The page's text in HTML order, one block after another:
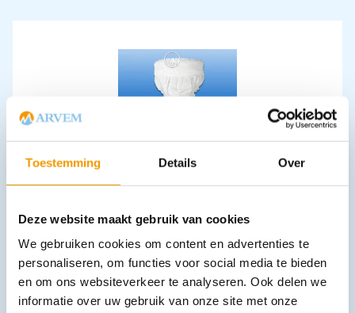
Toestemming Details Over
Deze website maakt gebruik van cookies
We gebruiken cookies om content en advertenties te
personaliseren, om functies voor social media te bieden
en om ons websiteverkeer te analyseren. Ook delen we
informatie over uw gebruik van onze site met onze
Incontinentie broekje RIBOPANTS
18.75 excl. btw
Opties bekijken
Leverbaar